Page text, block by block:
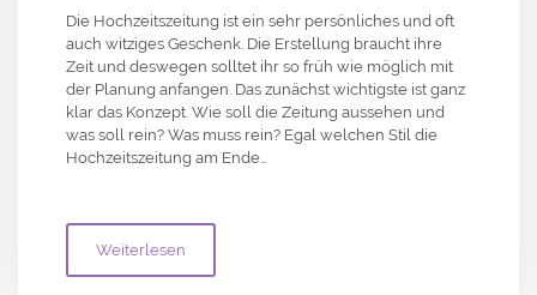
Die Hochzeitszeitung ist ein sehr persönliches und oft
auch witziges Geschenk. Die Erstellung braucht ihre
Zeit und deswegen solltet ihr so früh wie möglich mit
der Planung anfangen. Das zunächst wichtigste ist ganz
klar das Konzept. Wie soll die Zeitung aussehen und
was soll rein? Was muss rein? Egal welchen Stil die
Hochzeitszeitung am Ende…
Weiterlesen